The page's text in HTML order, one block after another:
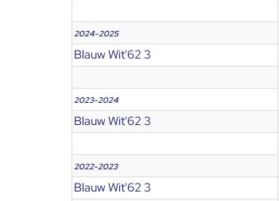
2024-2025
Blauw Wit'62 3
2023-2024
Blauw Wit'62 3
2022-2023
Blauw Wit'62 3